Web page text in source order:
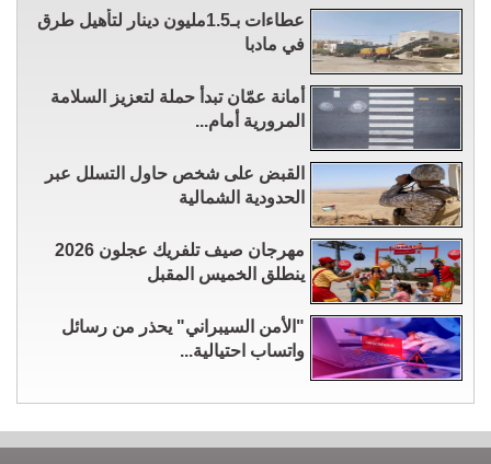
عطاءات بـ1.5مليون دينار لتأهيل طرق
في مادبا
أمانة عمّان تبدأ حملة لتعزيز السلامة
المرورية أمام...
القبض على شخص حاول التسلل عبر
الحدودية الشمالية
مهرجان صيف تلفريك عجلون 2026
ينطلق الخميس المقبل
"الأمن السيبراني" يحذر من رسائل
واتساب احتيالية...